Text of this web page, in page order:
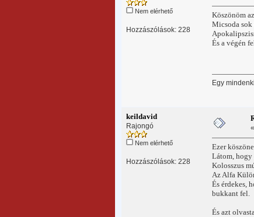
Nem elérhető
Hozzászólások: 228
Köszönöm
Micsoda sok
És a végén
Egy
keildavid
Rajongó
Nem elérhető
Hozzászólások: 228
«
Ezer
Látom, hogy
Kolosszus
Az Alfa
És érdekes,
bukkant fel.
És azt